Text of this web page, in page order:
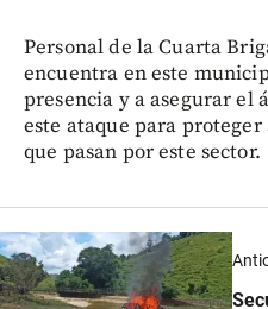
Personal de la Cuarta
encuentra en este
presencia y a asegurar el
este ataque para
que pasan por este sector.